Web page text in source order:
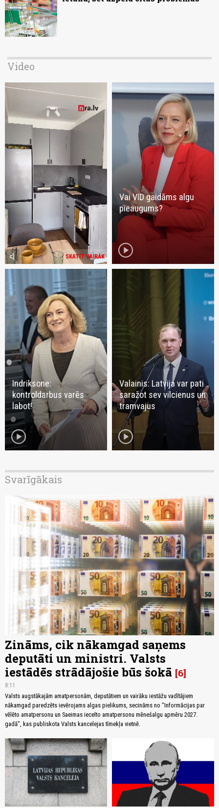
Video
SKATĪT VAIRĀK
volume_mute
Vai VID gaidāms algu
pieaugums?
play_circle
Indriksone:
kontroldarbus varēs
labot!
play_circle
Valainis: Latvija var pati
saražot sev vilcienus un
tramvajus
play_circle
Svarīgākais
Zināms, cik nākamgad saņems
deputāti un ministri. Valsts
iestādēs strādājošie būs šokā 6
8:11
Valsts augstākajām amatpersonām, deputātiem un vairāku iestāžu vadītājiem
nākamgad paredzēts ievērojams algas pielikums, secināms no "Informācijas par
vēlēto amatpersonu un Saeimas iecelto amatpersonu mēnešalgu apmēru 2027.
gadā", kas publiskota Valsts kancelejas tīmekļa vietnē.